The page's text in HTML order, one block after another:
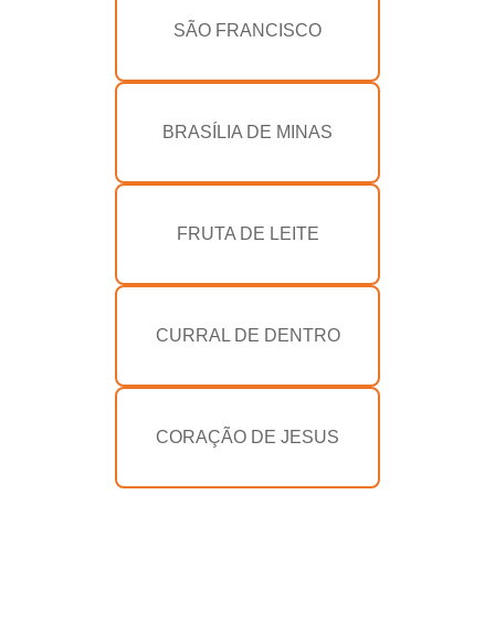
SÃO FRANCISCO
BRASÍLIA DE MINAS
FRUTA DE LEITE
CURRAL DE DENTRO
CORAÇÃO DE JESUS